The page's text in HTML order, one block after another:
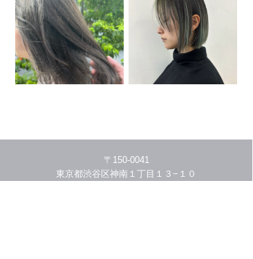
〒150-0041
東京都渋谷区神南１丁目１３−１０